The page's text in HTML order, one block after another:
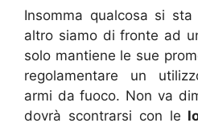
Insomma qualcosa si
altro siamo di fronte ad
solo mantiene le sue
regolamentare un
armi da fuoco. Non va
dovrà scontrarsi con le